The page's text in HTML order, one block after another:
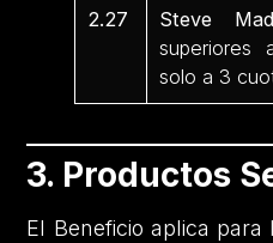
2.27 Steve
superiores
solo a 3
3. Productos
El Beneficio aplica